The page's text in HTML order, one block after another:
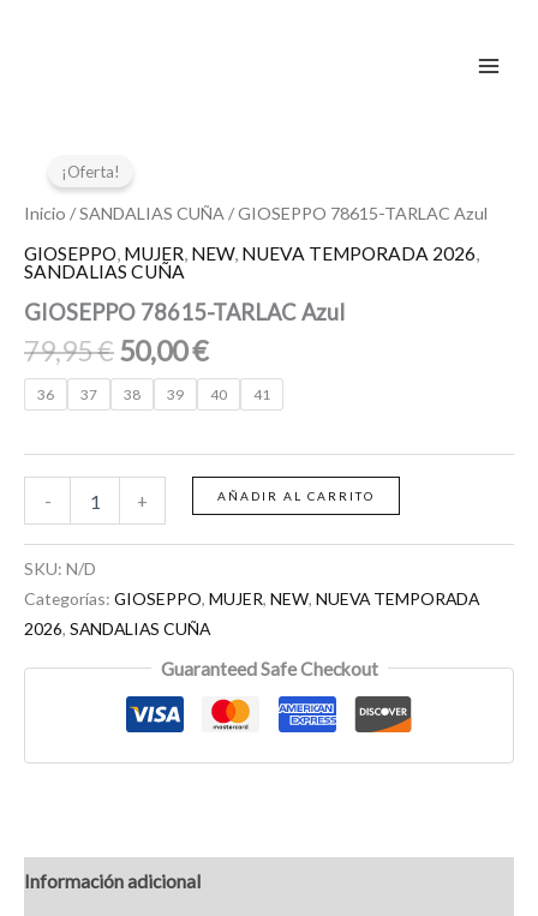
¡Oferta!
Inicio /SANDALIAS CUÑA / GIOSEPPO 78615-TARLAC Azul
GIOSEPPO, MUJER, NEW, NUEVA TEMPORADA 2026,
SANDALIAS CUÑA
GIOSEPPO 78615-TARLAC Azul
79,95€
original
79,95 €.
50,00€
actual
50,00 €.
36 37 38 39 40 41
-
78615-
TARLAC
Azul
+ AÑADIR AL CARRITO
SKU: N/D
Categorías: GIOSEPPO, MUJER, NEW, NUEVA TEMPORADA
2026, SANDALIAS CUÑA
Guaranteed Safe Checkout
Información adicional